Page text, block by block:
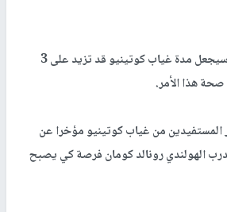
وأشارت إلى أن هذا الأمر سيجعل مدة غياب كوتينيو قد تزيد على 3
صحة هذا الأمر.
المستفيدين من غياب كوتينيو مؤخرا عن
الهولندي رونالد كومان فرصة كي يصبح